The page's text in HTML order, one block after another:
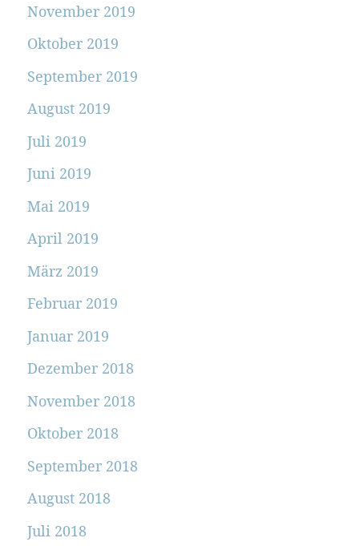
November 2019
Oktober 2019
September 2019
August 2019
Juli 2019
Juni 2019
Mai 2019
April 2019
März 2019
Februar 2019
Januar 2019
Dezember 2018
November 2018
Oktober 2018
September 2018
August 2018
Juli 2018